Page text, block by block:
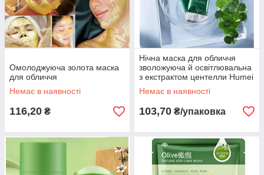
Омолоджуюча золота маска
для обличчя
Немає в наявності
116,20 ₴
Нічна маска для обличчя
зволожуюча й освітлювальна
з екстрактом центелли Humei
20шт/уп
Немає в наявності
103,70 ₴/упаковка